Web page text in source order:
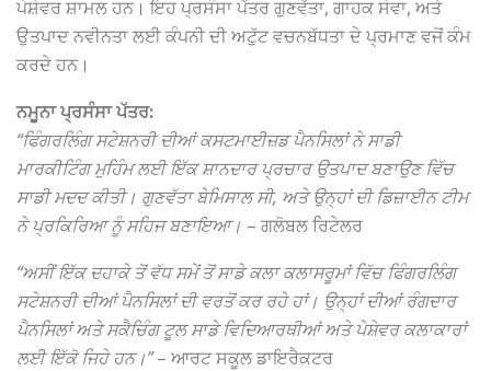
ਪੇਸ਼ੇਵਰ ਸ਼ਾਮਲ ਹਨ। ਇਹ ਪ੍ਰਸੰਸਾ ਪੱਤਰ ਗੁਣਵੱਤਾ, ਗਾਹਕ ਸੇਵਾ, ਅਤੇ
ਉਤਪਾਦ ਨਵੀਨਤਾ ਲਈ ਕੰਪਨੀ ਦੀ ਅਟੁੱਟ ਵਚਨਬੱਧਤਾ ਦੇ ਪ੍ਰਮਾਣ ਵਜੋਂ ਕੰਮ
ਕਰਦੇ ਹਨ।
ਨਮੂਨਾ ਪ੍ਰਸੰਸਾ ਪੱਤਰ:
“ਫਿੰਗਰਲਿੰਗ ਸਟੇਸ਼ਨਰੀ ਦੀਆਂ ਕਸਟਮਾਈਜ਼ਡ ਪੈਨਸਿਲਾਂ ਨੇ ਸਾਡੀ
ਮਾਰਕੀਟਿੰਗ ਮੁਹਿੰਮ ਲਈ ਇੱਕ ਸ਼ਾਨਦਾਰ ਪ੍ਰਚਾਰ ਉਤਪਾਦ ਬਣਾਉਣ ਵਿੱਚ
ਸਾਡੀ ਮਦਦ ਕੀਤੀ। ਗੁਣਵੱਤਾ ਬੇਮਿਸਾਲ ਸੀ, ਅਤੇ ਉਨ੍ਹਾਂ ਦੀ ਡਿਜ਼ਾਈਨ ਟੀਮ
ਨੇ ਪ੍ਰਕਿਰਿਆ ਨੂੰ ਸਹਿਜ ਬਣਾਇਆ। – ਗਲੋਬਲ ਰਿਟੇਲਰ
“ਅਸੀਂ ਇੱਕ ਦਹਾਕੇ ਤੋਂ ਵੱਧ ਸਮੇਂ ਤੋਂ ਸਾਡੇ ਕਲਾ ਕਲਾਸਰੂਮਾਂ ਵਿੱਚ ਫਿੰਗਰਲਿੰਗ
ਸਟੇਸ਼ਨਰੀ ਦੀਆਂ ਪੈਨਸਿਲਾਂ ਦੀ ਵਰਤੋਂ ਕਰ ਰਹੇ ਹਾਂ। ਉਨ੍ਹਾਂ ਦੀਆਂ ਰੰਗਦਾਰ
ਪੈਨਸਿਲਾਂ ਅਤੇ ਸਕੈਚਿੰਗ ਟੂਲ ਸਾਡੇ ਵਿਦਿਆਰਥੀਆਂ ਅਤੇ ਪੇਸ਼ੇਵਰ ਕਲਾਕਾਰਾਂ
ਲਈ ਇੱਕੋ ਜਿਹੇ ਹਨ।”– ਆਰਟ ਸਕੂਲ ਡਾਇਰੈਕਟਰ